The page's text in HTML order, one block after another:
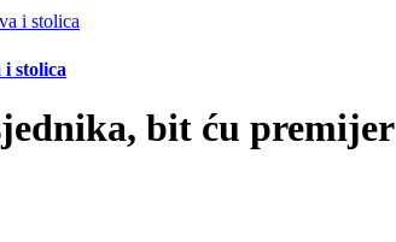
stolica
bit ću premijer